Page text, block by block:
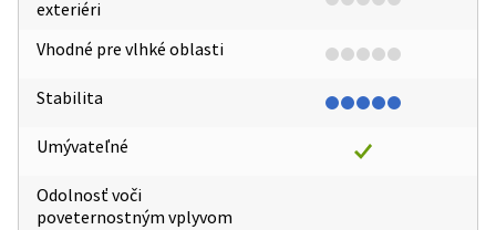
exteriéri
Vhodné pre vlhké oblasti
Stabilita
Umývateľné
Odolnosť voči
poveternostným vplyvom